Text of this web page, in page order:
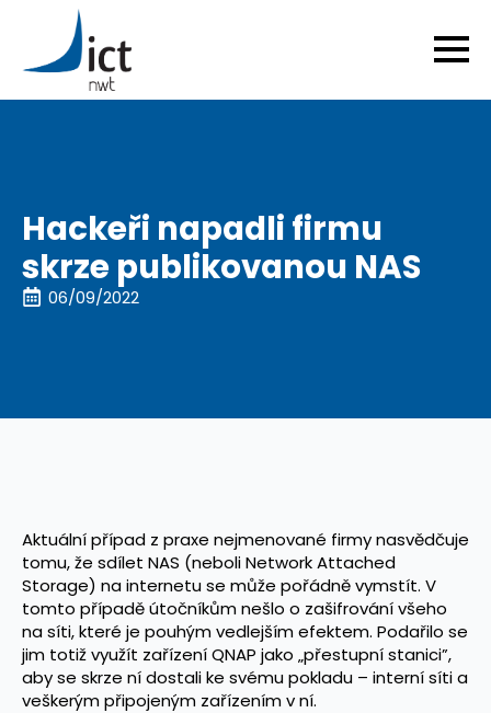
Hackeři napadli firmu
skrze publikovanou NAS
06/09/2022
Aktuální případ z praxe nejmenované firmy nasvědčuje
tomu, že sdílet NAS (neboli Network Attached
Storage) na internetu se může pořádně vymstít. V
tomto případě útočníkům nešlo o zašifrování všeho
na síti, které je pouhým vedlejším efektem. Podařilo se
jim totiž využít zařízení QNAP jako „přestupní stanici”,
aby se skrze ní dostali ke svému pokladu – interní síti a
veškerým připojeným zařízením v ní.